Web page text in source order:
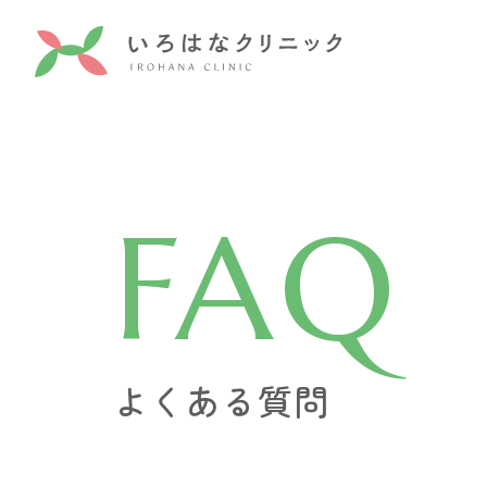
FAQ
よくある質問